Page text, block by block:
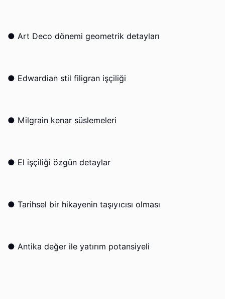
● Art Deco dönemi geometrik detayları
● Edwardian stil filigran işçiliği
● Milgrain kenar süslemeleri
● El işçiliği özgün detaylar
● Tarihsel bir hikayenin taşıyıcısı olması
● Antika değer ile yatırım potansiyeli